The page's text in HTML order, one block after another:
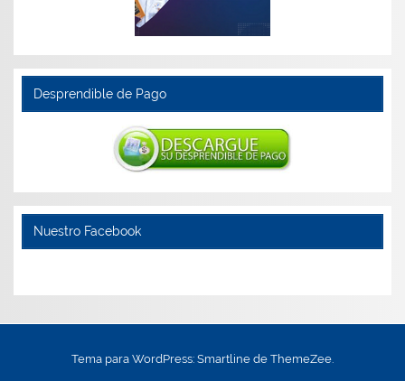
Desprendible de Pago
Nuestro Facebook
Tema para WordPress: Smartline de ThemeZee.